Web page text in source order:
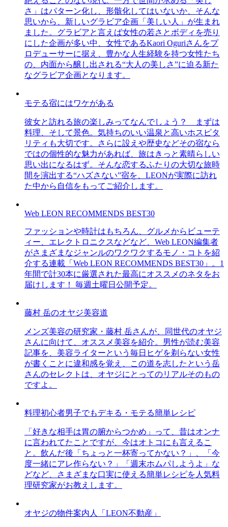
さ」はパターン化し、形骸化してはいないか、そんな
思いから、新しいグラビア企画「美しい人」が生まれ
ました。グラビアと言えば女性の若さとボディを売り
にした企画が多い中、女性であるKaori Oguriさんをプ
ロデューサーに据え、豊かな人生経験を持つ女性たち
の、内面から醸し出される“大人の美しさ”に迫る新た
なグラビア企画となります。
モテる宿にはワケがある
彼女と訪れる旅の楽しみってなんでしょう？ まずは
料理、そして景色。気持ちのいい温泉と高いホスピタ
リティも大切です。さらに設えや歴史などその宿なら
ではの個性的な魅力があれば、旅はきっと素晴らしい
思い出になるはず。そんな恋するふたりの大切な旅時
間を演出する“ハズさない”宿を、LEONが実際に訪れ
た中から自信をもってご紹介します。
Web LEON RECOMMENDS BEST30
ファッションや時計はもちろん、グルメからビューテ
ィー、エレクトロニクスなどなど、Web LEON編集者
がさまざまなジャンルのワクワクするモノ・コトを紹
介する連載「Web LEON RECOMMENDS BEST30」。1
年間で計30本に厳選された最高にオススメのネタをお
届けします！ 毎週土曜日公開予定。
藤村 岳のオヤジ美容道
メンズ美容の研究家・藤村 岳さんが、同世代のオヤジ
さんに向けて、オススメ美容を紹介。男性が読む美容
記事を、美容ライターという毎日ヒゲを剃らない女性
が書くことに違和感を覚え、この道を志したという岳
さんのセレクトは、オヤジにとってのリアルそのもの
ですよ。
料理初心者男子でもデキる・モテる簡単レシピ
「好きな相手は胃の腑からつかめ」って、昔はオンナ
に言われてたことですが、今はオトコにも言えるこ
と。飲んだ後「ちょっと一杯寄ってかない？」、「今
度一緒にアレ作らない？」「週末ホムパしようよ」な
どなど、さまざまな口実に使える簡単レシピを人気料
理研究家がお教えします。
オヤジの物件案内人「LEON不動産」